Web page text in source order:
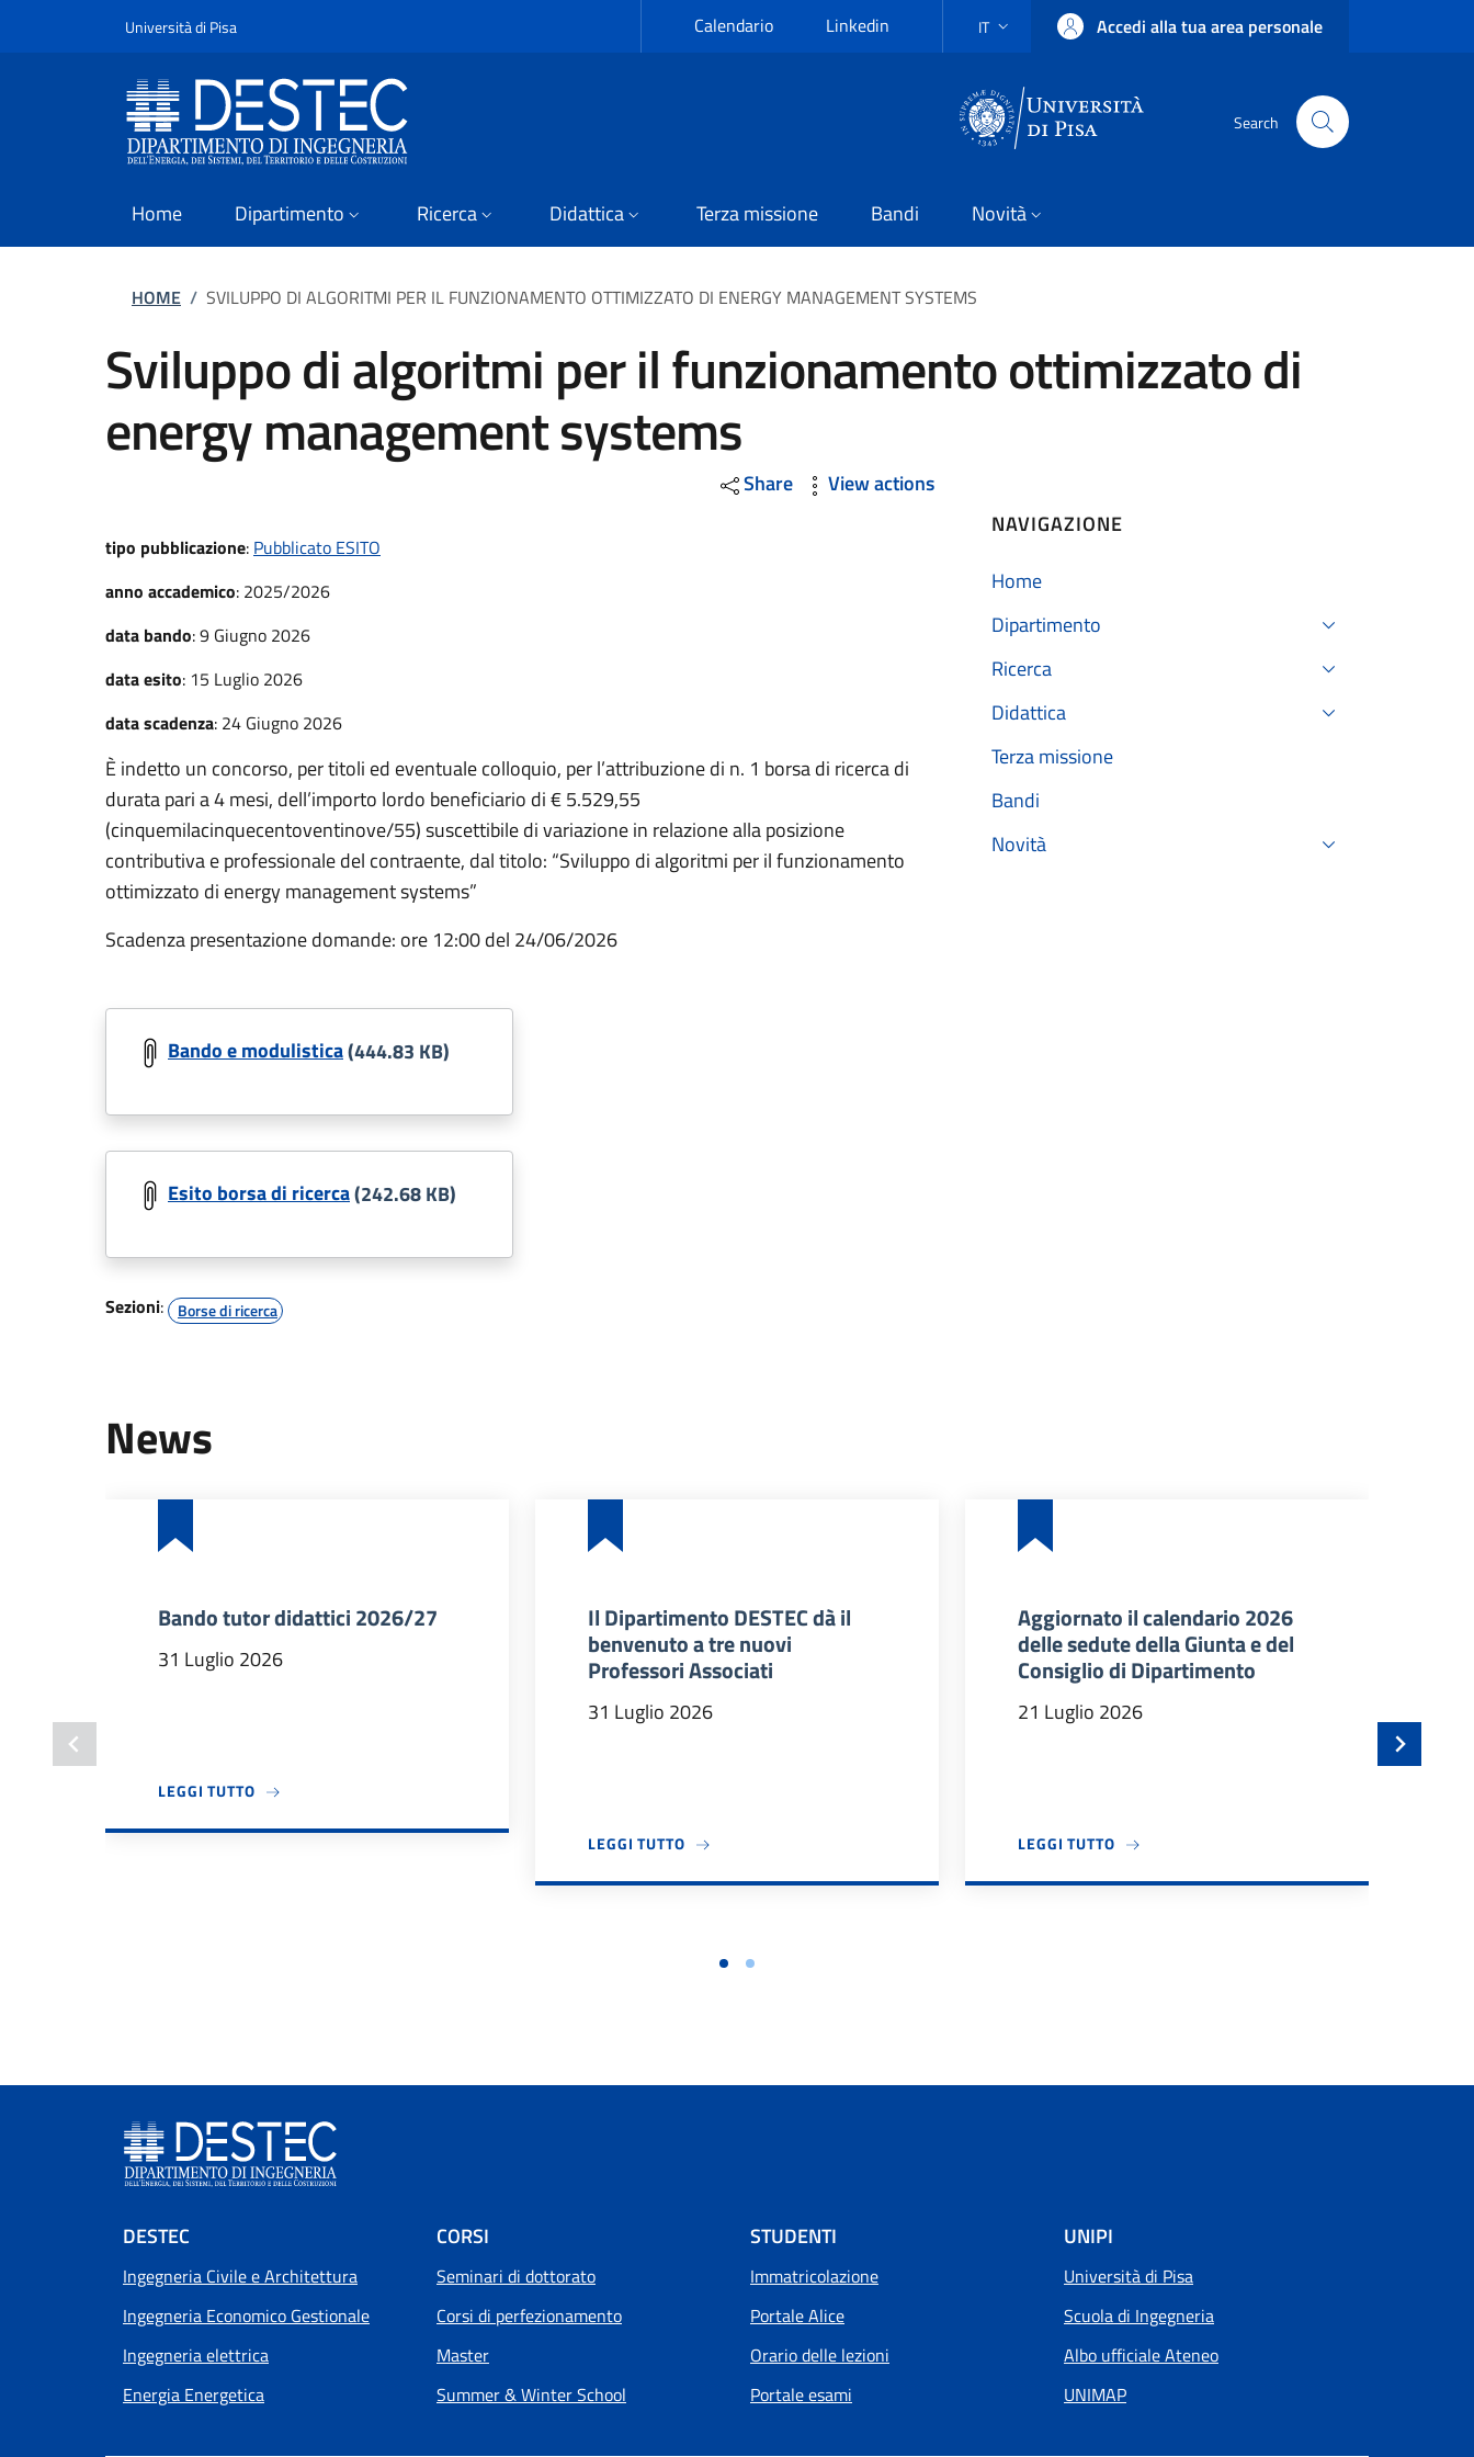
Università di PisaSlim Calendario Linkedin SELETTORE LINGUA: CURRENT LANGUAGE
IT
Accedi alla tua area personale
Search
Home Dipartimento Ricerca Didattica Terza missione Bandi Novità
Briciole di pane
HOME / SVILUPPO DI ALGORITMI PER IL FUNZIONAMENTO OTTIMIZZATO DI ENERGY MANAGEMENT SYSTEMS
Sviluppo di algoritmi per il funzionamento ottimizzato di
energy management systems
Share View actions
tipo pubblicazione: Pubblicato ESITO
anno accademico: 2025/2026
data bando:9 Giugno 2026
data esito: 15 Luglio 2026
data scadenza: 24 Giugno 2026
È indetto un concorso, per titoli ed eventuale colloquio, per l’attribuzione di n. 1 borsa di ricerca di
durata pari a 4 mesi, dell’importo lordo beneficiario di € 5.529,55
(cinquemilacinquecentoventinove/55) suscettibile di variazione in relazione alla posizione
contributiva e professionale del contraente, dal titolo: “Sviluppo di algoritmi per il funzionamento
ottimizzato di energy management systems”
Scadenza presentazione domande: ore 12:00 del 24/06/2026
Bando e modulistica(444.83 KB)
Esito borsa di ricerca(242.68 KB)
Sezioni: Borse di ricerca
NAVIGAZIONE
Home
Dipartimento
Ricerca
Didattica
Terza missione
Bandi
Novità
News
Bando tutor didattici 2026/27
31 Luglio 2026
LEGGI TUTTOA PROPOSITO DI BANDO TUTOR DIDATTICI 2026/27
Il Dipartimento DESTEC dà il
benvenuto a tre nuovi
Professori Associati
31 Luglio 2026
LEGGI TUTTOA PROPOSITO DI IL DIPARTIMENTO DESTEC DÀ IL BENVENUTO A TRE NUOVI PROFESSORI ASSOCIATI
Aggiornato il calendario 2026
delle sedute della Giunta e del
Consiglio di Dipartimento
21 Luglio 2026
LEGGI TUTTOA PROPOSITO DI AGGIORNATO IL
Footer menu
DESTEC
Ingegneria Civile e Architettura
Ingegneria Economico Gestionale
Ingegneria elettrica
Energia Energetica
CORSI
Seminari di dottorato
Corsi di perfezionamento
Master
Summer & Winter School
STUDENTI
Immatricolazione
Portale Alice
Orario delle lezioni
Portale esami
UNIPI
Università di Pisa
Scuola di Ingegneria
Albo ufficiale Ateneo
UNIMAP